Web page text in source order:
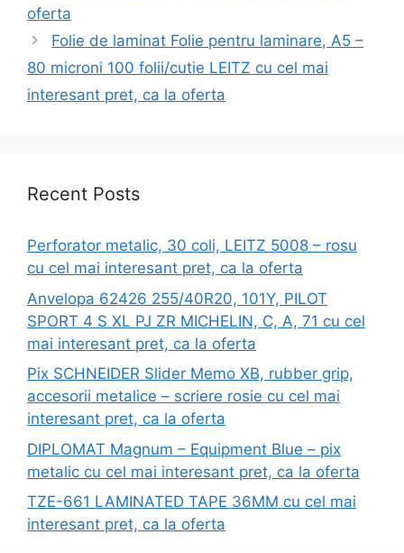
oferta
Folie de laminat Folie pentru laminare, A5 –
80 microni 100 folii/cutie LEITZ cu cel mai
interesant pret, ca la oferta
Recent Posts
Perforator metalic, 30 coli, LEITZ 5008 – rosu
cu cel mai interesant pret, ca la oferta
Anvelopa 62426 255/40R20, 101Y, PILOT
SPORT 4 S XL PJ ZR MICHELIN, C, A, 71 cu cel
mai interesant pret, ca la oferta
Pix SCHNEIDER Slider Memo XB, rubber grip,
accesorii metalice – scriere rosie cu cel mai
interesant pret, ca la oferta
DIPLOMAT Magnum – Equipment Blue – pix
metalic cu cel mai interesant pret, ca la oferta
TZE-661 LAMINATED TAPE 36MM cu cel mai
interesant pret, ca la oferta